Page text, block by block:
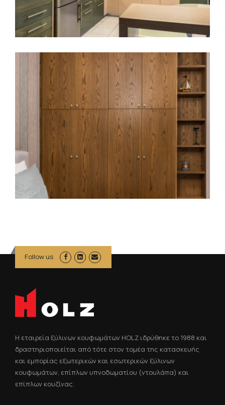
Follow us
Η εταιρεία ξύλινων κουφωμάτων HOLZ ιδρύθηκε το 1988 και
δραστηριοποιείται από τότε στον τομέα της κατασκευής
και εμπορίας εξωτερικών και εσωτερικών ξύλινων
κουφωμάτων, επίπλων υπνοδωματίου (ντουλάπα) και
επίπλων κουζίνας.